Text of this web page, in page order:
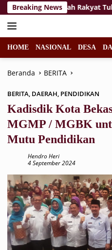
Langsung
ke
konten
Breaking News
Sekolah Rakyat Tuban
HOME NASIONAL DESA
Beranda BERITA
BERITA, DAERAH, PENDIDIKAN
Kadisdik Kota
MGMP / MGBK
Mutu Pendidikan
Hendro Heri
4 September 2024